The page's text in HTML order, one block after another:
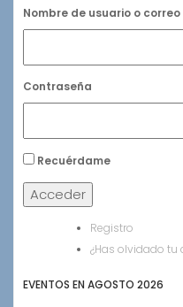
Nombre de usuario o
Contraseña
Recuérdame
Acceder
Registro
¿Has olvidado tu
EVENTOS EN AGOSTO 2026